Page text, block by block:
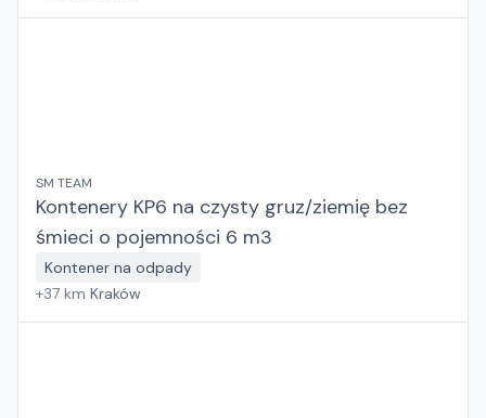
SM TEAM
Kontenery KP6 na czysty gruz/ziemię bez
śmieci o pojemności 6 m3
Kontener na odpady
+37 km Kraków